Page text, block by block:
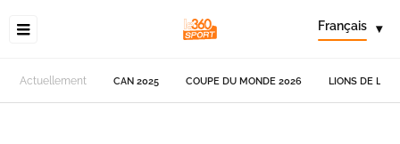
Français ▾
Actuellement CAN 2025 COUPE DU MONDE 2026 LIONS DE